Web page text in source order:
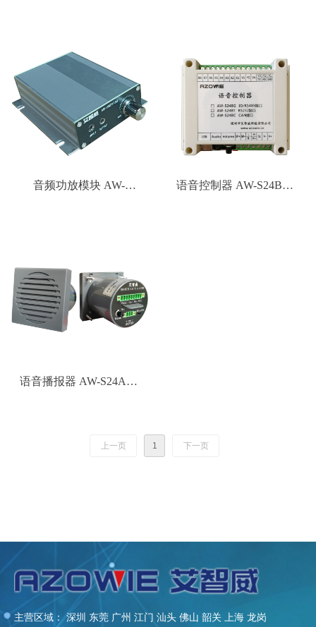
音频功放模块 AW-
语音控制器 AW-S24B系
语音播报器 AW-S24A系
上一页 1 下一页
主营区域： 深圳 东莞 广州 江门 汕头 佛山 韶关 上海 龙岗